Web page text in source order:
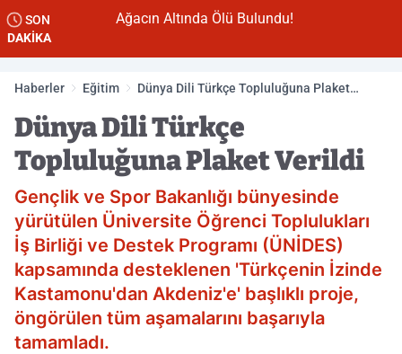
SON
DAKİKA
Ağacın Altında Ölü Bulundu!
Haberler Eğitim
Dünya Dili Türkçe Topluluğuna Plaket
Dünya Dili Türkçe
Topluluğuna Plaket Verildi
Gençlik ve Spor Bakanlığı bünyesinde
yürütülen Üniversite Öğrenci Toplulukları
İş Birliği ve Destek Programı (ÜNİDES)
kapsamında desteklenen 'Türkçenin İzinde
Kastamonu'dan Akdeniz'e' başlıklı proje,
öngörülen tüm aşamalarını başarıyla
tamamladı.